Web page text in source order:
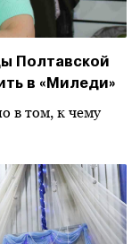
Полтавской
в «Миледи»
в том, к чему